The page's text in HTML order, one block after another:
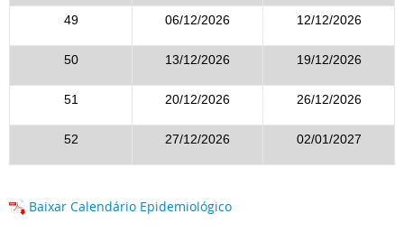
49 06/12/2026 12/12/2026
50 13/12/2026 19/12/2026
51 20/12/2026 26/12/2026
52 27/12/2026 02/01/2027
Baixar Calendário Epidemiológico